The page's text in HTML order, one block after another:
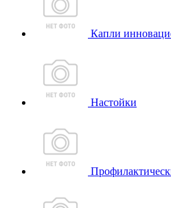
Капли
Настойки